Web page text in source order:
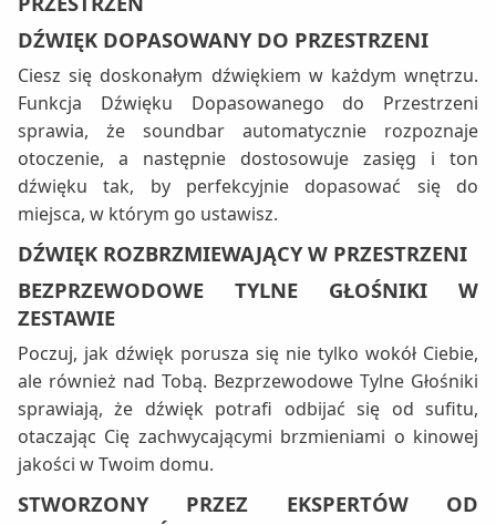
DŹWIĘK DOPASOWANY DO PRZESTRZENI
Ciesz się doskonałym dźwiękiem w każdym wnętrzu.
Funkcja Dźwięku Dopasowanego do Przestrzeni
sprawia, że soundbar automatycznie rozpoznaje
otoczenie, a następnie dostosowuje zasięg i ton
dźwięku tak, by perfekcyjnie dopasować się do
miejsca, w którym go ustawisz.
DŹWIĘK ROZBRZMIEWAJĄCY W PRZESTRZENI
BEZPRZEWODOWE TYLNE GŁOŚNIKI W
ZESTAWIE
Poczuj, jak dźwięk porusza się nie tylko wokół Ciebie,
ale również nad Tobą. Bezprzewodowe Tylne Głośniki
sprawiają, że dźwięk potrafi odbijać się od sufitu,
otaczając Cię zachwycającymi brzmieniami o kinowej
jakości w Twoim domu.
STWORZONY PRZEZ EKSPERTÓW OD